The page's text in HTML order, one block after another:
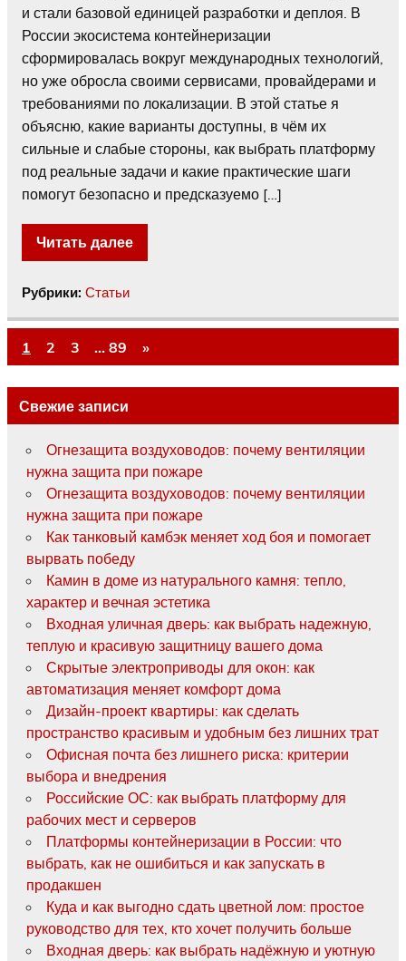
и стали базовой единицей разработки и деплоя. В
России экосистема контейнеризации
сформировалась вокруг международных технологий,
но уже обросла своими сервисами, провайдерами и
требованиями по локализации. В этой статье я
объясню, какие варианты доступны, в чём их
сильные и слабые стороны, как выбрать платформу
под реальные задачи и какие практические шаги
помогут безопасно и предсказуемо […]
Читать далее
Рубрики: Статьи
1 2 3 … 89 »
Свежие записи
Огнезащита воздуховодов: почему вентиляции
нужна защита при пожаре
Огнезащита воздуховодов: почему вентиляции
нужна защита при пожаре
Как танковый камбэк меняет ход боя и помогает
вырвать победу
Камин в доме из натурального камня: тепло,
характер и вечная эстетика
Входная уличная дверь: как выбрать надежную,
теплую и красивую защитницу вашего дома
Скрытые электроприводы для окон: как
автоматизация меняет комфорт дома
Дизайн-проект квартиры: как сделать
пространство красивым и удобным без лишних трат
Офисная почта без лишнего риска: критерии
выбора и внедрения
Российские ОС: как выбрать платформу для
рабочих мест и серверов
Платформы контейнеризации в России: что
выбрать, как не ошибиться и как запускать в
продакшен
Куда и как выгодно сдать цветной лом: простое
руководство для тех, кто хочет получить больше
Входная дверь: как выбрать надёжную и уютную